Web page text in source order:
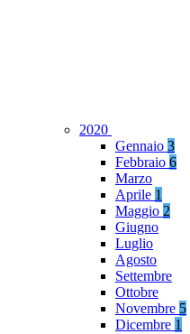
2020
Gennaio 3
Febbraio 6
Marzo
Aprile 1
Maggio 2
Giugno
Luglio
Agosto
Settembre
Ottobre
Novembre 5
Dicembre 1